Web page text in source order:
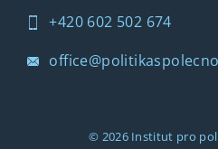
+420 602 502 674
© 2026 Institut pro